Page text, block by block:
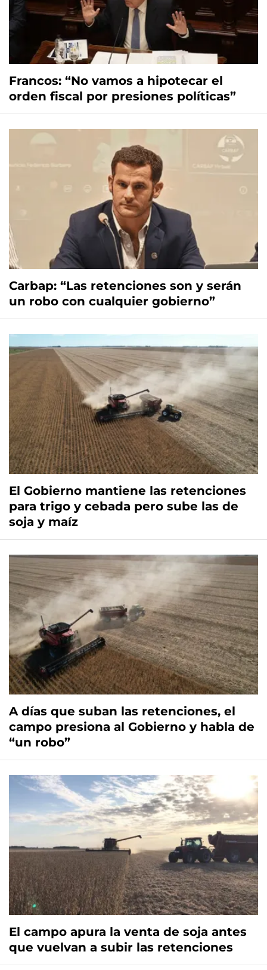
Francos: “No vamos a hipotecar el
orden fiscal por presiones políticas”
Carbap: “Las retenciones son y serán
un robo con cualquier gobierno”
El Gobierno mantiene las retenciones
para trigo y cebada pero sube las de
soja y maíz
A días que suban las retenciones, el
campo presiona al Gobierno y habla de
“un robo”
El campo apura la venta de soja antes
que vuelvan a subir las retenciones